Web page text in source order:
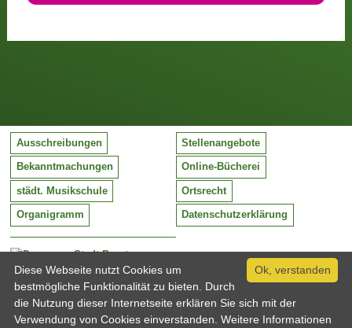
Stadt Barntrup
Mittelstraße 38
32683 Barntrup
Tel:
Email:
05263 / 409-0
info@barntrup.de
Ausschreibungen Stellenangebote
Bekanntmachungen Online-Bücherei
städt. Musikschule Ortsrecht
Organigramm Datenschutzerklärung
Ok, verstanden
Diese Webseite nutzt Cookies um
bestmögliche Funktionalität zu bieten. Durch
die Nutzung dieser Internetseite erklären Sie sich mit der
Verwendung von Cookies einverstanden. Weitere Informationen